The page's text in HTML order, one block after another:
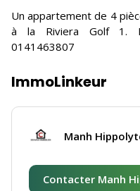
Un appartement de 4
à la Riviera Golf 1.
0141463807
ImmoLinkeur
Manh
Contacter Manh